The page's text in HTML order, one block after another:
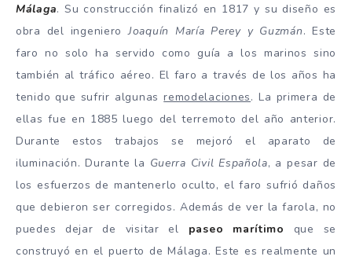
Málaga. Su construcción finalizó en 1817 y su diseño es
obra del ingenieroJoaquín María Perey y Guzmán. Este
faro no solo ha servido como guía a los marinos sino
también al tráfico aéreo. El faro a través de los años ha
tenido que sufrir algunasremodelaciones. La primera de
ellas fue en 1885 luego del terremoto del año anterior.
Durante estos trabajos se mejoró el aparato de
iluminación. Durante la Guerra Civil Española, a pesar de
los esfuerzos de mantenerlo oculto, el faro sufrió daños
que debieron ser corregidos. Además de ver la farola, no
puedes dejar de visitar el paseo marítimo que se
construyó en el puerto de Málaga. Este es realmente un